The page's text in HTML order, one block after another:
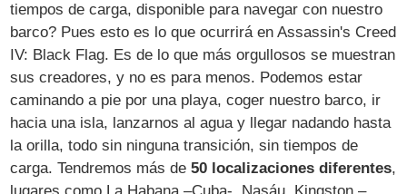
tiempos de carga, disponible para navegar con nuestro
barco? Pues esto es lo que ocurrirá en Assassin's Creed
IV: Black Flag. Es de lo que más orgullosos se muestran
sus creadores, y no es para menos. Podemos estar
caminando a pie por una playa, coger nuestro barco, ir
hacia una isla, lanzarnos al agua y llegar nadando hasta
la orilla, todo sin ninguna transición, sin tiempos de
carga. Tendremos más de50 localizaciones diferentes,